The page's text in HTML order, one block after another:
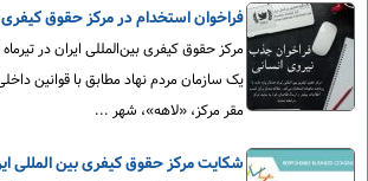
فراخوان استخدام در مرکز حقوق کیفری
یک سازمان مردم نهاد مطابق با قوانین
مقر مرکز، «لاهه»، شهر ...
شکایت مرکز حقوق کیفری بین المللی